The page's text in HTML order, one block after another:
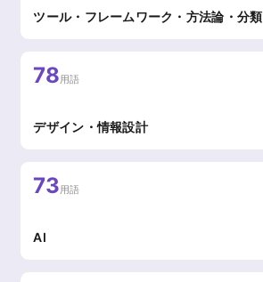
ツール・フレームワーク・方法論・分類
78用語
デザイン・情報設計
73用語
AI